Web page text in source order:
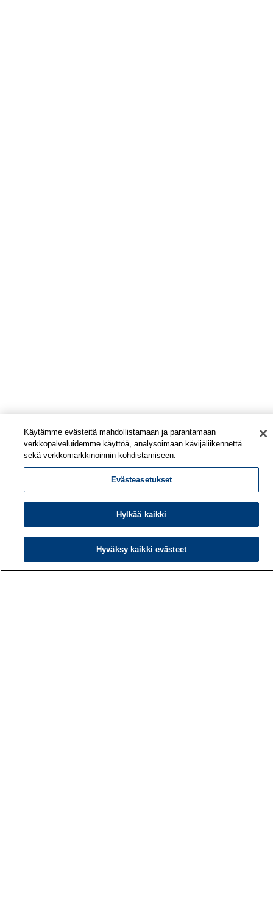
Käytämme evästeitä mahdollistamaan ja parantamaan
verkkopalveluidemme käyttöä, analysoimaan kävijäliikennettä
sekä verkkomarkkinoinnin kohdistamiseen.
Evästeasetukset
Hylkää kaikki
Hyväksy kaikki evästeet